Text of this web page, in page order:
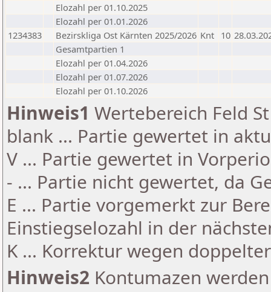
Elozahl per 01.10.2025
Elozahl per 01.01.2026
1234383
Bezirskliga Ost Kärnten 2025/2026 Knt 10
Gesamtpartien 1
Elozahl per 01.04.2026
Elozahl per 01.07.2026
Elozahl per 01.10.2026
Hinweis1 Wertebereich Feld
blank ... Partie gewertet in
V ... Partie gewertet in
- ... Partie nicht gewertet, da
E ... Partie vorgemerkt zur
Einstiegselozahl in der
K ... Korrektur wegen
Hinweis2 Kontumazen